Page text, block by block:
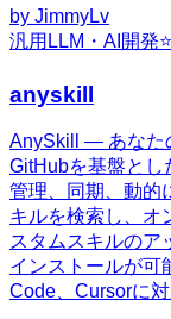
by JimmyLv
汎用 LLM・AI開発
anyskill
AnySkill — あなた
GitHubを基盤とし
管理、同期、動的
キルを検索し、オ
スタムスキルのア
インストールが可
Code、Cursorに対